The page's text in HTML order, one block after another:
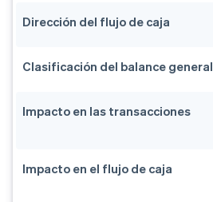
Dirección del flujo de caja
Clasificación del balance general
Impacto en las transacciones
Impacto en el flujo de caja